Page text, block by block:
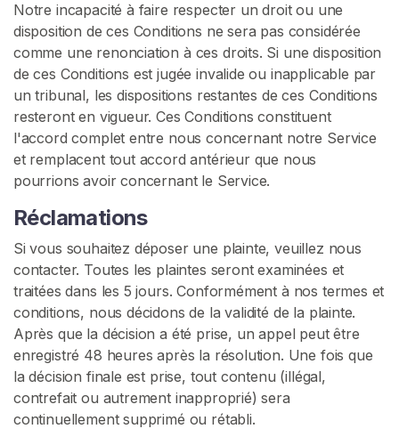
Notre incapacité à faire respecter un droit ou une
disposition de ces Conditions ne sera pas considérée
comme une renonciation à ces droits. Si une disposition
de ces Conditions est jugée invalide ou inapplicable par
un tribunal, les dispositions restantes de ces Conditions
resteront en vigueur. Ces Conditions constituent
l'accord complet entre nous concernant notre Service
et remplacent tout accord antérieur que nous
pourrions avoir concernant le Service.
Réclamations
Si vous souhaitez déposer une plainte, veuillez nous
contacter. Toutes les plaintes seront examinées et
traitées dans les 5 jours. Conformément à nos termes et
conditions, nous décidons de la validité de la plainte.
Après que la décision a été prise, un appel peut être
enregistré 48 heures après la résolution. Une fois que
la décision finale est prise, tout contenu (illégal,
contrefait ou autrement inapproprié) sera
continuellement supprimé ou rétabli.